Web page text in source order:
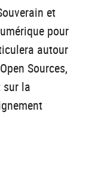
et
pour
autour
Sources,
sur la